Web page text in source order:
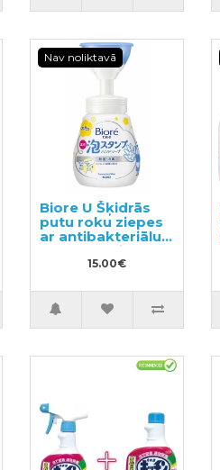
Nav noliktavā
Biore U Šķidrās
putu roku ziepes
ar antibakteriālu
efektu ar vieglu
citrusaugļu
15.00€